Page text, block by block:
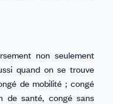
non seulement
quand on se trouve
de mobilité ; congé
de santé, congé sans